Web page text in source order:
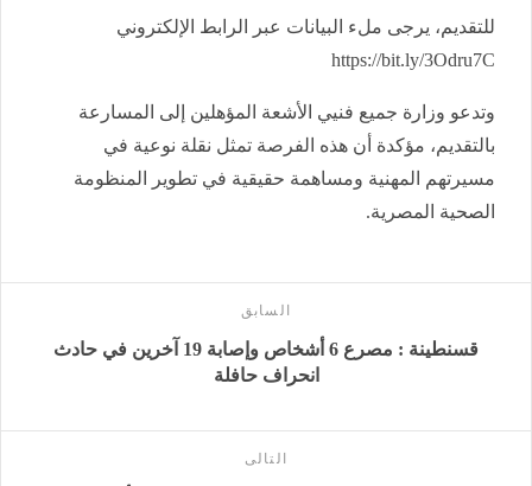
للتقديم، يرجى ملء البيانات عبر الرابط الإلكتروني
https://bit.ly/3Odru7C
وتدعو وزارة جميع فنيي الأشعة المؤهلين إلى المسارعة
بالتقديم، مؤكدة أن هذه الفرصة تمثل نقلة نوعية في
مسيرتهم المهنية ومساهمة حقيقية في تطوير المنظومة
الصحية المصرية.
السابق
قسنطينة : مصرع 6 أشخاص وإصابة 19 آخرين في حادث
انحراف حافلة
التالى